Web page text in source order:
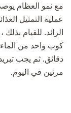
مع نمو العظام
عملية التمثيل
الزائد. للقيام
كوب واحد من
دقائق. ثم يجب
مرتين في اليوم.